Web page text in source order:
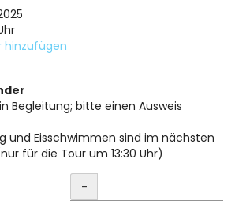
hinzufügen
Begleitung; bitte einen Ausweis
und Eisschwimmen sind im nächsten
für die Tour um 13:30 Uhr)
Menge
-